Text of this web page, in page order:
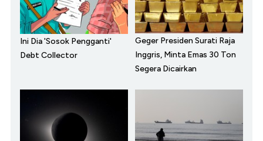
Ini Dia 'Sosok Pengganti'
Debt Collector
Geger Presiden Surati Raja
Inggris, Minta Emas 30 Ton
Segera Dicairkan